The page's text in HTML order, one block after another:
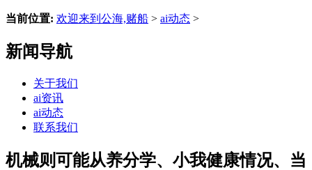
当前位置: 欢迎来到公海,赌船 > ai动态 >
新闻导航
关于我们
ai资讯
ai动态
联系我们
机械则可能从养分学、小我健康情况、当